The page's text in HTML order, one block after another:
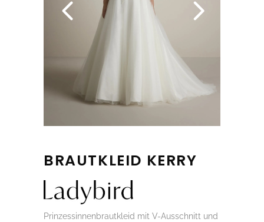
BRAUTKLEID KERRY
Prinzessinnenbrautkleid mit V-Ausschnitt und